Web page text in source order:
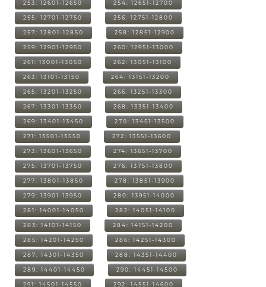
253: 12601-12650 254: 12651-12700
255: 12701-12750 256: 12751-12800
257: 12801-12850 258: 12851-12900
259: 12901-12950 260: 12951-13000
261: 13001-13050 262: 13051-13100
263: 13101-13150 264: 13151-13200
265: 13201-13250 266: 13251-13300
267: 13301-13350 268: 13351-13400
269: 13401-13450 270: 13451-13500
271: 13501-13550 272: 13551-13600
273: 13601-13650 274: 13651-13700
275: 13701-13750 276: 13751-13800
277: 13801-13850 278: 13851-13900
279: 13901-13950 280: 13951-14000
281: 14001-14050 282: 14051-14100
283: 14101-14150 284: 14151-14200
285: 14201-14250 286: 14251-14300
287: 14301-14350 288: 14351-14400
289: 14401-14450 290: 14451-14500
291: 14501-14550 292: 14551-14600